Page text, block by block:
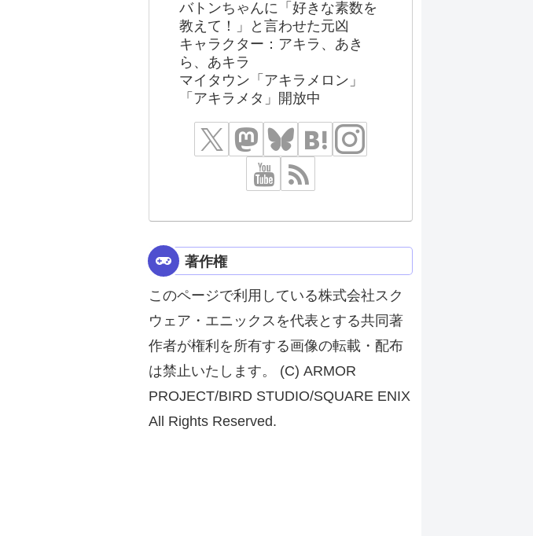
バトンちゃんに「好きな素数を
教えて！」と言わせた元凶
キャラクター：アキラ、あき
ら、あキラ
マイタウン「アキラメロン」
「アキラメタ」開放中
著作権
このページで利用している株式会社スク
ウェア・エニックスを代表とする共同著
作者が権利を所有する画像の転載・配布
は禁止いたします。 (C) ARMOR
PROJECT/BIRD STUDIO/SQUARE ENIX
All Rights Reserved.